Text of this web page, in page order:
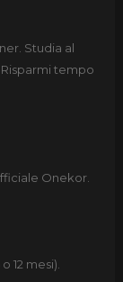
Studia al
tempo
Onekor.
12 mesi).